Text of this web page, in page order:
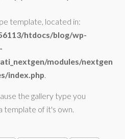
template, located in:
htdocs/blog/wp-
modules/nextgen
index.php
the gallery type you
template of it's own.